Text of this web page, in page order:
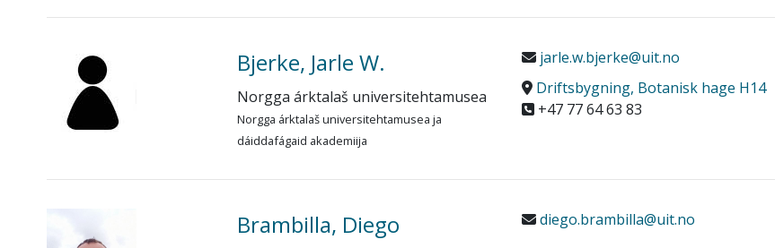
Bjerke, Jarle W.
Norgga árktalaš universitehtamusea
Norgga árktalaš universitehtamusea ja
dáiddafágaid akademiija
jarle.w.bjerke@uit.no
Driftsbygning, Botanisk hage H14
+47 77 64 63 83
Brambilla, Diego diego.brambilla@uit.no